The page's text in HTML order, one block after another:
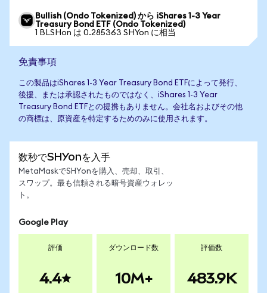
Bullish (Ondo Tokenized) から iShares 1-3 Year
Treasury Bond ETF (Ondo Tokenized)
1 BLSHon は 0.285363 SHYon に相当
免責事項
この製品はiShares 1-3 Year Treasury Bond ETFによって発行、
後援、または承認されたものではなく、iShares 1-3 Year
Treasury Bond ETFとの提携もありません。会社名およびその他
の商標は、原資産を特定するためのみに使用されます。
数秒でSHYonを入手
MetaMaskでSHYonを購入、売却、取引、
スワップ。最も信頼される暗号資産ウォレッ
ト。
Google Play
評価
4.4
ダウンロード数
10M+
評価数
483.9K